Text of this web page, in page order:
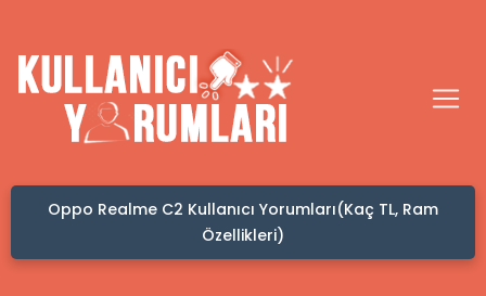
Realme C2 Kullanıcı Yorumları(Kaç TL, Ram
Özellikleri)